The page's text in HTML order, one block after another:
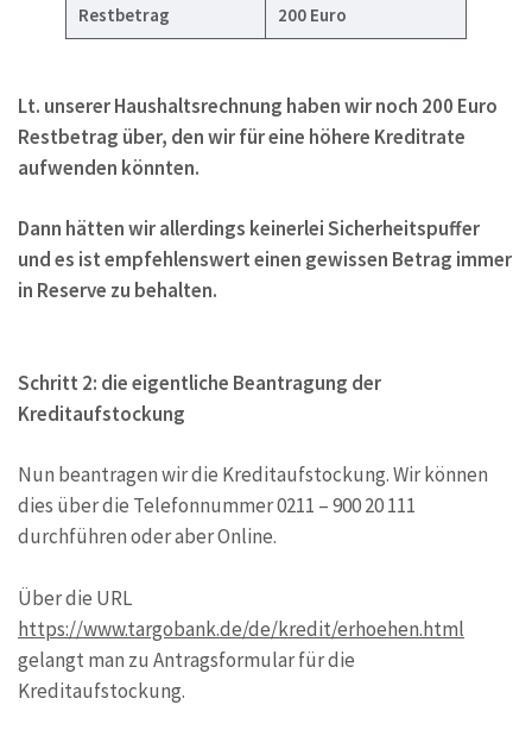
Restbetrag 200 Euro
Lt. unserer Haushaltsrechnung haben wir noch 200 Euro
Restbetrag über, den wir für eine höhere Kreditrate
aufwenden könnten.
Dann hätten wir allerdings keinerlei Sicherheitspuffer
und es ist empfehlenswert einen gewissen Betrag immer
in Reserve zu behalten.
Schritt 2: die eigentliche Beantragung der
Kreditaufstockung
Nun beantragen wir die Kreditaufstockung. Wir können
dies über die Telefonnummer 0211 – 900 20 111
durchführen oder aber Online.
Über die URL
https://www.targobank.de/de/kredit/erhoehen.html
gelangt man zu Antragsformular für die
Kreditaufstockung.